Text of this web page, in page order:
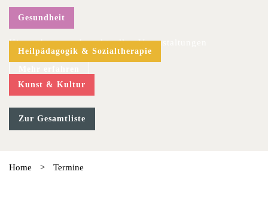
Hier geht es zu den aktuellen Veranstaltungen
Gesundheit
Heilpädagogik & Sozialtherapie
Kunst & Kultur
Zur Gesamtliste
Home > Termine